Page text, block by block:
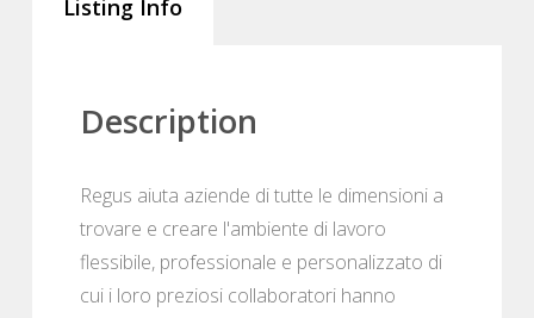
Listing Info
Description
Regus aiuta aziende di tutte le dimensioni a
trovare e creare l'ambiente di lavoro
flessibile, professionale e personalizzato di
cui i loro preziosi collaboratori hanno